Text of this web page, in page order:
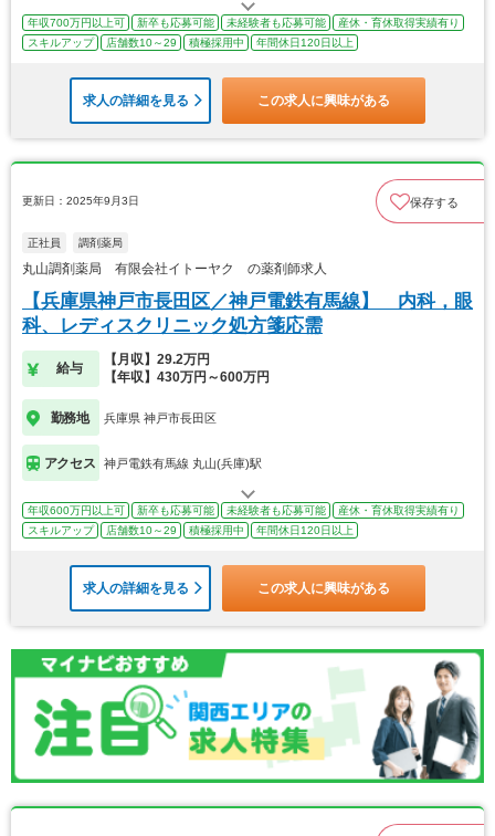
年収700万円以上可 新卒も応募可能 未経験者も応募可能
産休・育休取得実績有り
スキルアップ
店舗数10～29 積極採用中 年間休日120日以上
求人の詳細を見る この求人に興味がある
更新日：2025年9月3日 保存する
正社員 調剤薬局
丸山調剤薬局 有限会社イトーヤク の薬剤師求人
【兵庫県神戸市長田区／神戸電鉄有馬線】 内科，眼
科、レディスクリニック処方箋応需
給与
【月収】29.2万円
【年収】430万円～600万円
勤務地 兵庫県 神戸市長田区
アクセス 神戸電鉄有馬線 丸山(兵庫)駅
年収600万円以上可 新卒も応募可能 未経験者も応募可能
産休・育休取得実績有り
スキルアップ
店舗数10～29 積極採用中 年間休日120日以上
求人の詳細を見る この求人に興味がある